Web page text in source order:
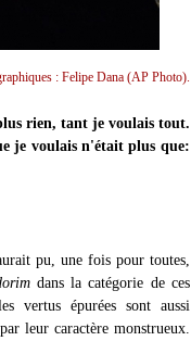
: Felipe Dana (AP Photo).
rien, tant je voulais tout.
je voulais n'était plus que:
pu, une fois pour toutes,
dans la catégorie de ces
vertus épurées sont aussi
leur caractère monstrueux.